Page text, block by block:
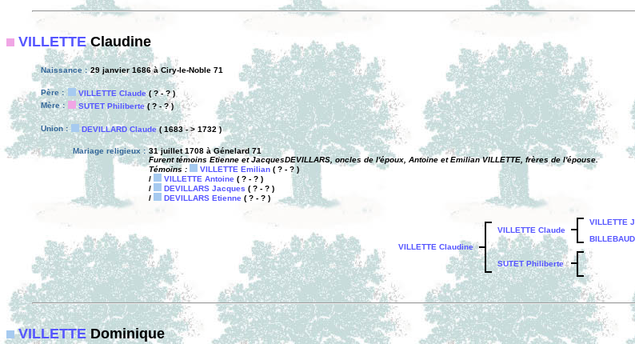
VILLETTEClaudine
Naissance : 29 janvier 1686 à Ciry-le-Noble 71
Père : VILLETTE Claude( ? - ? )
Mère :
SUTET Philiberte( ? - ? )
Union : DEVILLARD Claude( 1683 - > 1732 )
Mariage religieux : 31 juillet 1708 à Génelard 71
Furent témoins Etienne et JacquesDEVILLARS, oncles de l'époux, Antoine et Emilian VILLETTE, frères de l'épouse.
Témoins :
VILLETTE Emilian ( ? - ? )
/
VILLETTE Antoine ( ? - ? )
/
DEVILLARS Jacques ( ? - ? )
/
DEVILLARS Etienne ( ? - ? )
VILLETTE Claudine
VILLETTE Claude
VILLETTE
SUTET Philiberte
VILLETTEDominique